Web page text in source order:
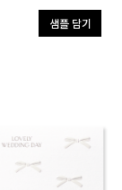
샘플 담기